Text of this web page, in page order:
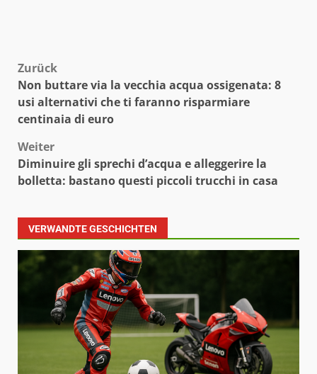
Beitragsnavigation
Zurück
Non buttare via la vecchia acqua ossigenata: 8
usi alternativi che ti faranno risparmiare
centinaia di euro
Weiter
Diminuire gli sprechi d’acqua e alleggerire la
bolletta: bastano questi piccoli trucchi in casa
VERWANDTE GESCHICHTEN